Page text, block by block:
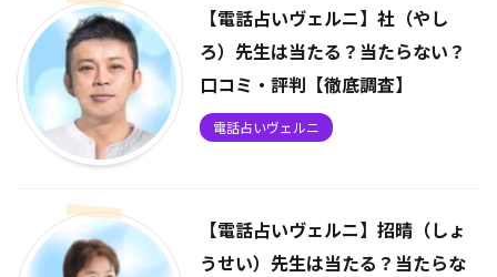
【電話占いヴェルニ】社（やし
ろ）先生は当たる？当たらない？
口コミ・評判【徹底調査】
電話占いヴェルニ
【電話占いヴェルニ】招晴（しょ
うせい）先生は当たる？当たらな